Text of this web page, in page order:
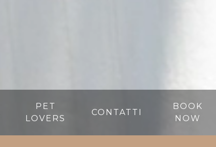
PET
LOVERS
CONTATTI
BOOK
NOW